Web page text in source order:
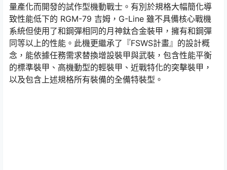
量產化而開發的試作型機動戰士。有別於規格大幅簡化導
致性能低下的 RGM-79 吉姆，G-Line 雖不具備核心戰機
系統但使用了和鋼彈相同的月神鈦合金裝甲，擁有和鋼彈
同等以上的性能。此機更繼承了『FSWS計畫』的設計概
念，能依據任務需求替換增設裝甲與武裝，包含性能平衡
的標準裝甲、高機動型的輕裝甲、近戰特化的突擊裝甲，
以及包含上述規格所有裝備的全備特裝型。